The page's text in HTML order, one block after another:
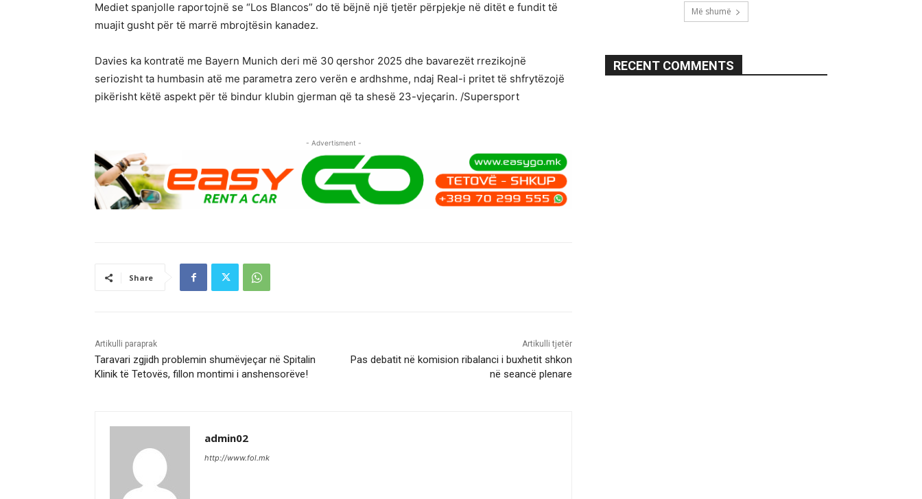
Mediet spanjolle raportojnë se “Los Blancos” do të bëjnë një tjetër përpjekje në ditët e fundit të
muajit gusht për të marrë mbrojtësin kanadez.
Davies ka kontratë me Bayern Munich deri më 30 qershor 2025 dhe bavarezët rrezikojnë
seriozisht ta humbasin atë me parametra zero verën e ardhshme, ndaj Real-i pritet të shfrytëzojë
pikërisht këtë aspekt për të bindur klubin gjerman që ta shesë 23-vjeçarin. /Supersport
- Advertisment -
Share
Artikulli paraprak
Taravari zgjidh problemin shumëvjeçar në Spitalin
Klinik të Tetovës, fillon montimi i anshensorëve!
Artikulli tjetër
Pas debatit në komision ribalanci i buxhetit shkon
në seancë plenare
admin02
http://www.fol.mk
Më shumë
RECENT COMMENTS